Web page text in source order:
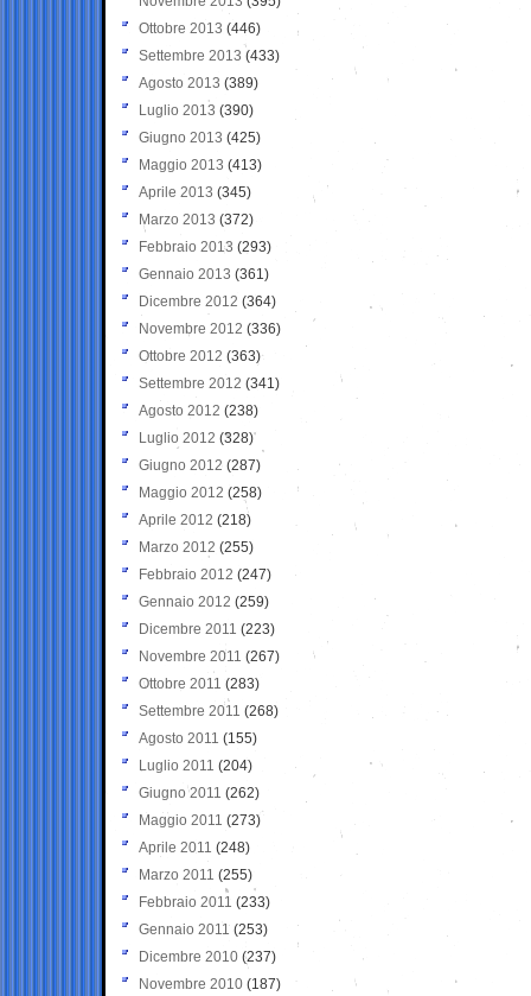
Ottobre 2013 (446)
Settembre 2013 (433)
Agosto 2013 (389)
Luglio 2013 (390)
Giugno 2013 (425)
Maggio 2013 (413)
Aprile 2013 (345)
Marzo 2013 (372)
Febbraio 2013 (293)
Gennaio 2013 (361)
Dicembre 2012 (364)
Novembre 2012 (336)
Ottobre 2012 (363)
Settembre 2012 (341)
Agosto 2012 (238)
Luglio 2012 (328)
Giugno 2012 (287)
Maggio 2012 (258)
Aprile 2012 (218)
Marzo 2012 (255)
Febbraio 2012 (247)
Gennaio 2012 (259)
Dicembre 2011 (223)
Novembre 2011 (267)
Ottobre 2011 (283)
Settembre 2011 (268)
Agosto 2011 (155)
Luglio 2011 (204)
Giugno 2011 (262)
Maggio 2011 (273)
Aprile 2011 (248)
Marzo 2011 (255)
Febbraio 2011 (233)
Gennaio 2011 (253)
Dicembre 2010 (237)
Novembre 2010 (187)